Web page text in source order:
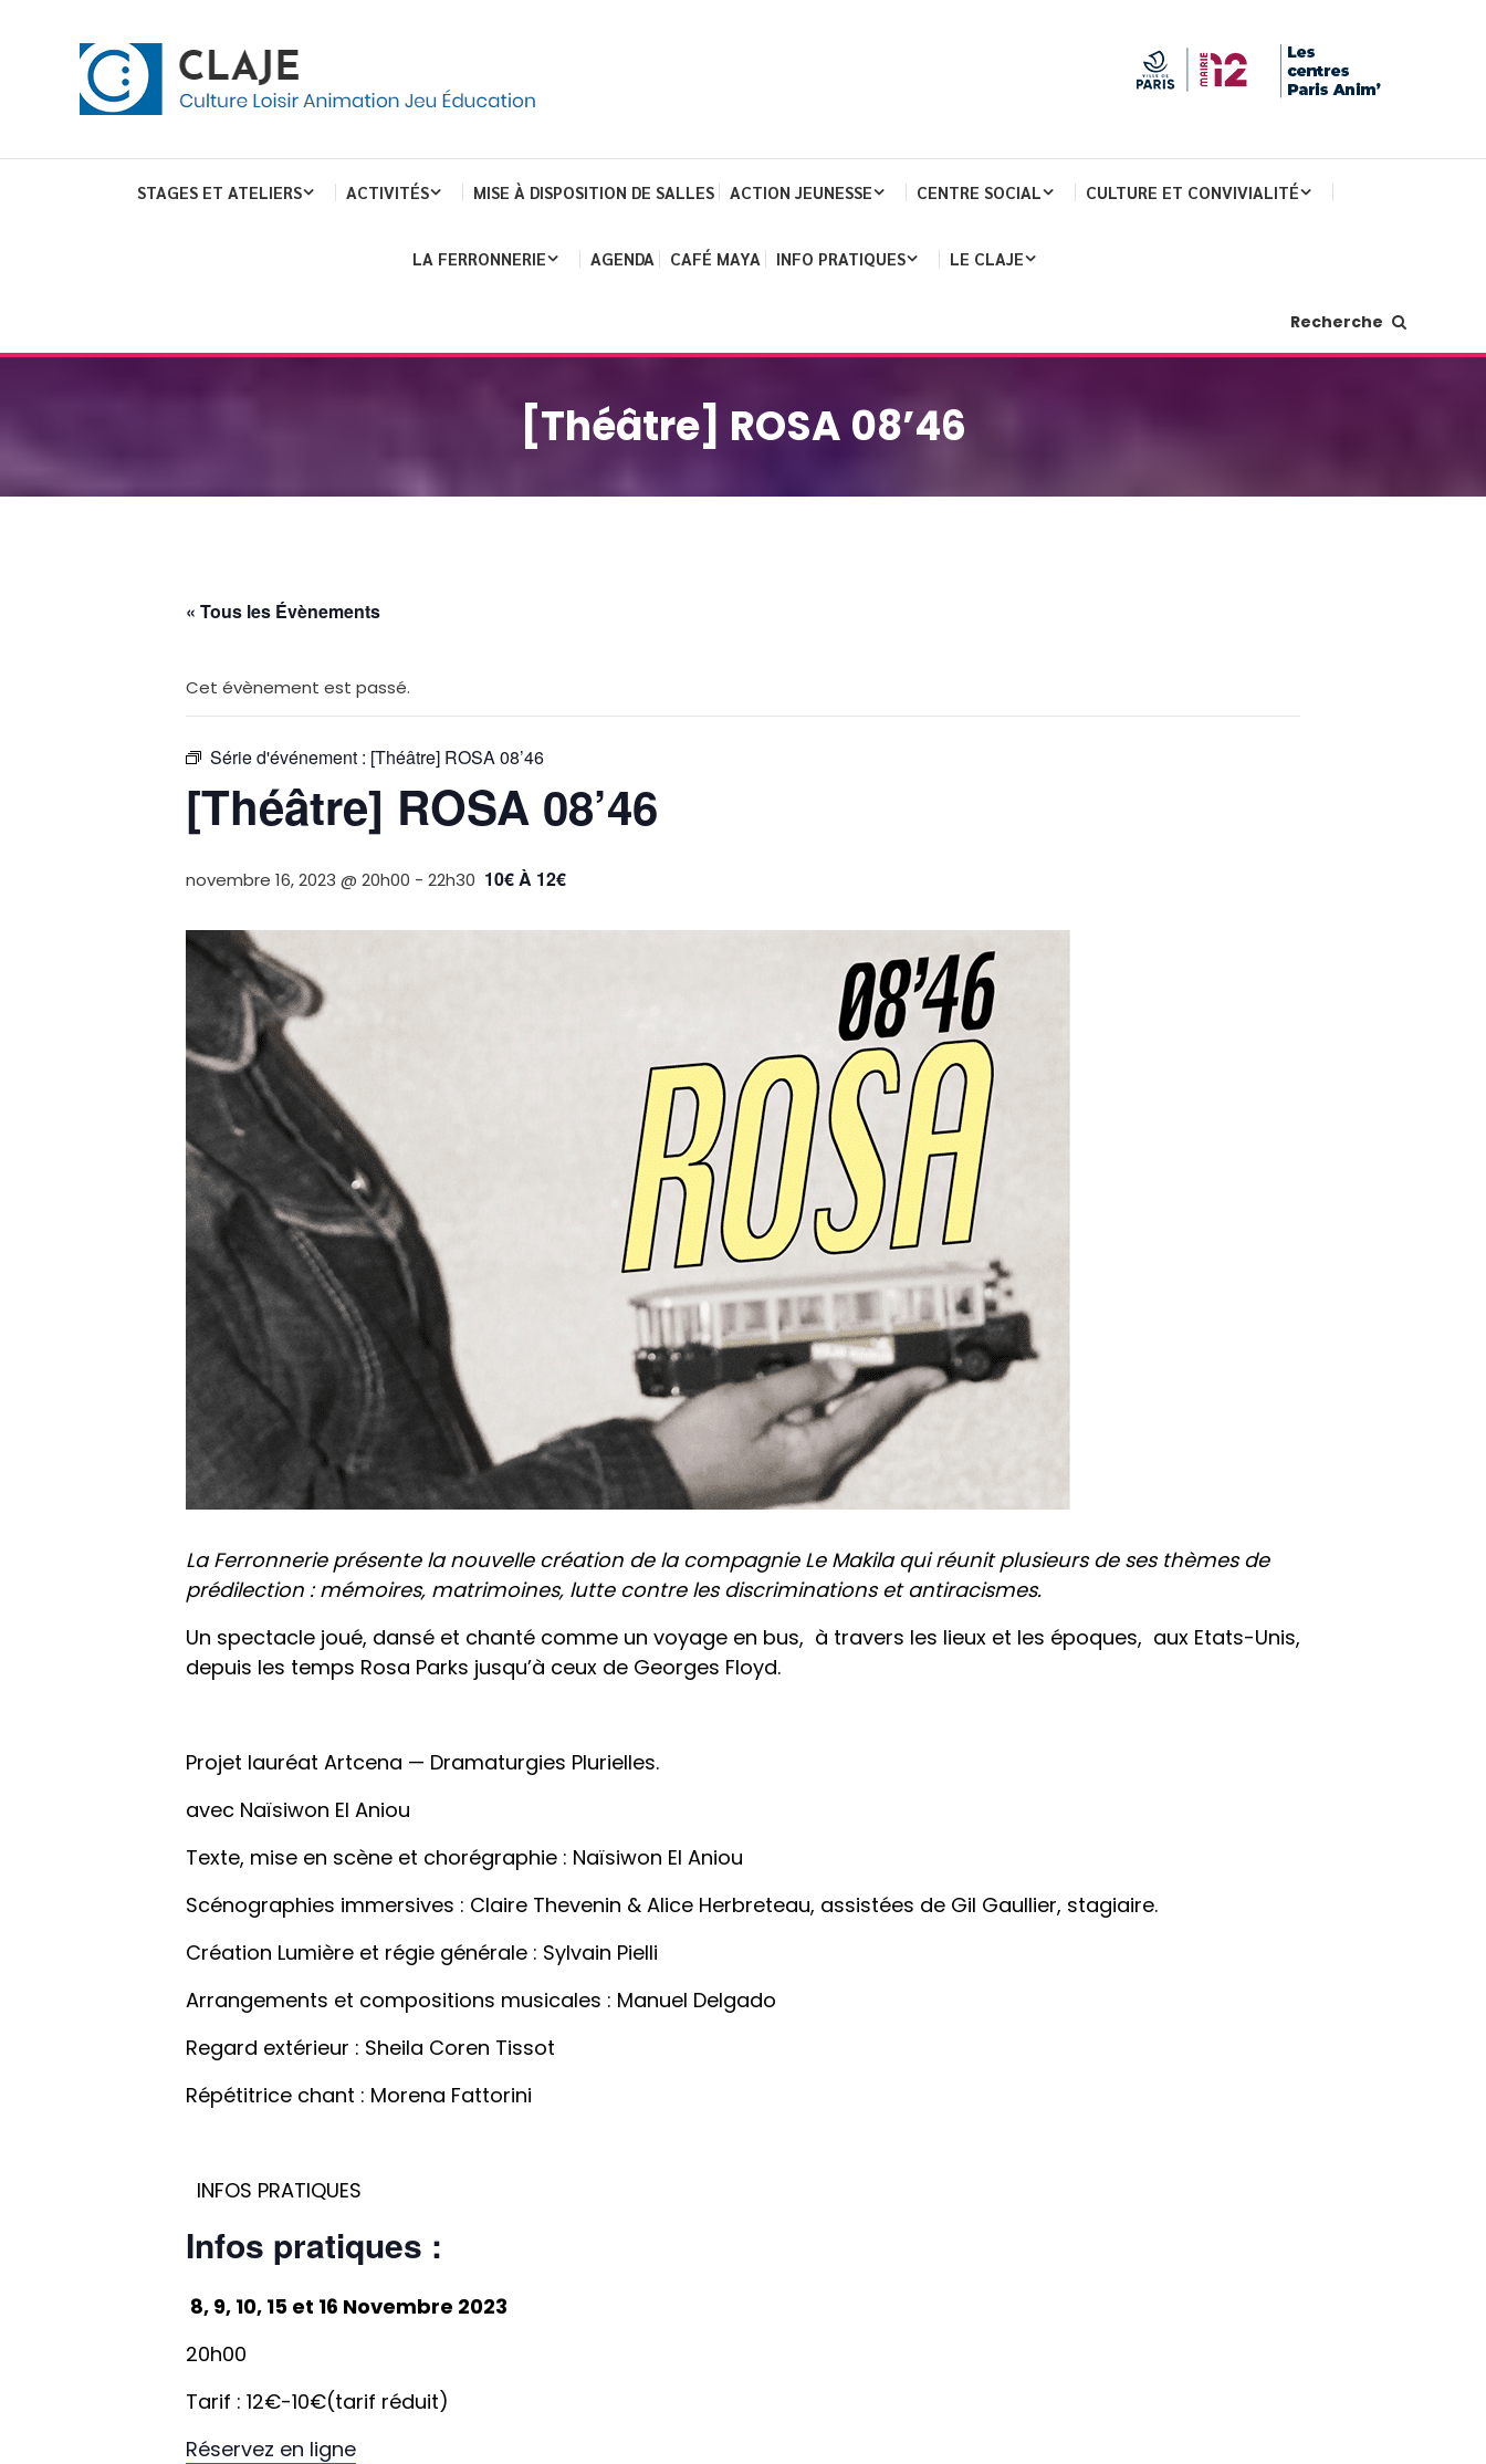
Claje
STAGES ET ATELIERS ACTIVITÉS MISE À DISPOSITION DE SALLES ACTION JEUNESSE CENTRE SOCIAL CULTURE ET CONVIVIALITÉ
LA FERRONNERIE AGENDA CAFÉ MAYA INFO PRATIQUES LE CLAJE
Recherche
[Théâtre] ROSA 08’46
« Tous les Évènements
Cet évènement est passé.
Série d'événement : [Théâtre] ROSA 08’46
[Théâtre] ROSA 08’46
novembre 16, 2023 @ 20h00 - 22h30 10€ À 12€
La Ferronnerie présente la nouvelle création de la compagnie Le Makila qui réunit plusieurs de ses thèmes de
prédilection : mémoires, matrimoines, lutte contre les discriminations et antiracismes.
Un spectacle joué, dansé et chanté comme un voyage en bus, à travers les lieux et les époques, aux Etats-Unis,
depuis les temps Rosa Parks jusqu’à ceux de Georges Floyd.
Projet lauréat Artcena — Dramaturgies Plurielles.
avec Naïsiwon El Aniou
Texte, mise en scène et chorégraphie : Naïsiwon El Aniou
Scénographies immersives : Claire Thevenin & Alice Herbreteau, assistées de Gil Gaullier, stagiaire.
Création Lumière et régie générale : Sylvain Pielli
Arrangements et compositions musicales : Manuel Delgado
Regard extérieur : Sheila Coren Tissot
Répétitrice chant : Morena Fattorini
INFOS PRATIQUES
Infos pratiques :
8, 9, 10, 15 et 16 Novembre 2023
20h00
Tarif : 12€-10€(tarif réduit)
Réservez en ligne